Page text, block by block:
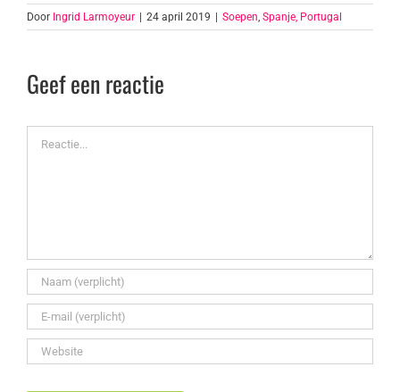
Door Ingrid Larmoyeur | 24 april 2019 | Soepen Spanje, Portugal
Geef een reactie